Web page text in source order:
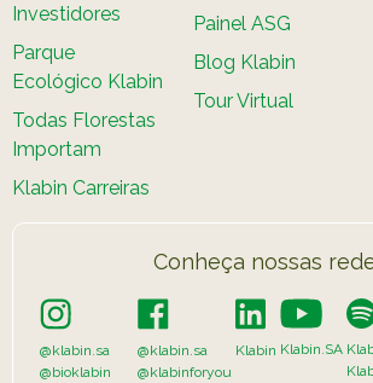
Investidores
Parque
Ecológico Klabin
Todas Florestas
Importam
Klabin Carreiras
Painel ASG
Blog Klabin
Tour Virtual
Conheça nossas
@klabin.sa
@bioklabin
@klabin.sa
@klabinforyou
Klabin Klabin.SA